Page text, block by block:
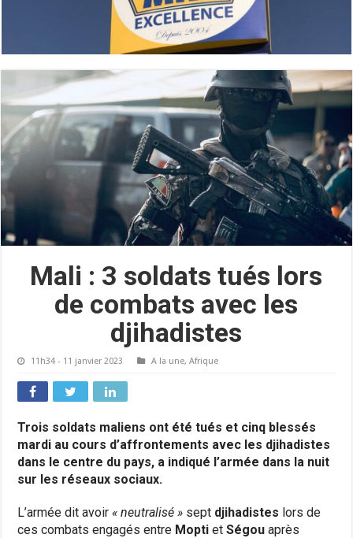
Mali : 3 soldats tués lors
de combats avec les
djihadistes
11h34 - 11 janvier 2023 A la une,Afrique
Trois soldats maliens ont été tués et cinq blessés
mardi au cours d’affrontements avec les djihadistes
dans le centre du pays, a indiqué l’armée dans la nuit
sur les réseaux sociaux.
L’armée dit avoir « neutralisé » sept djihadistes lors de
ces combats engagés entre Mopti etSégou après